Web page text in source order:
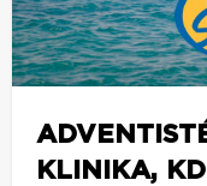
KLINIKA,